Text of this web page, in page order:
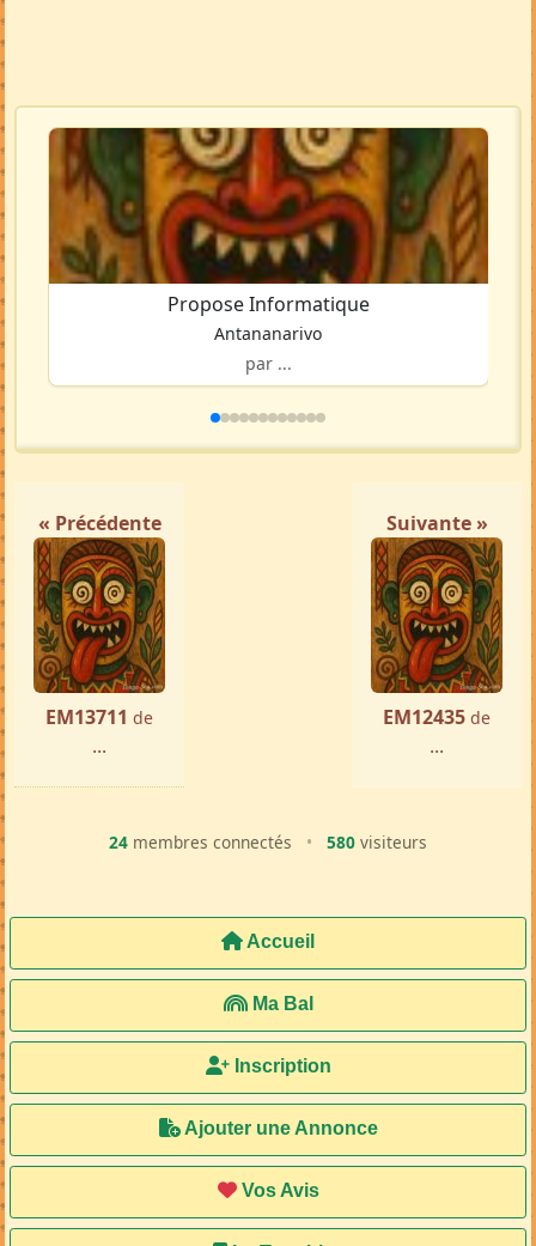
Propose Informatique
Antananarivo
par ...
« Précédente
EM13711 de
...
Suivante »
EM12435 de
...
24 membres connectés • 580 visiteurs
Accueil
Ma Bal
Inscription
Ajouter une Annonce
Vos Avis